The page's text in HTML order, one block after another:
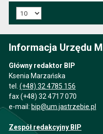
Informacja Urzędu
Główny redaktor BIP
Ksenia Marzańska
tel. (+48) 32 4785 156
fax (+48) 32 4717 070
e-mail: bip@um.jastrzebie.pl
Zespół redakcyjny BIP